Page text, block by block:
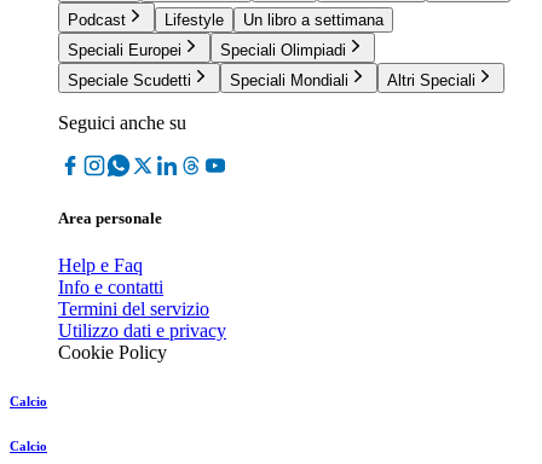
Podcast
Lifestyle
Un libro a settimana
Speciali Europei
Speciali Olimpiadi
Speciale Scudetti
Speciali Mondiali Altri Speciali
Seguici anche su
Area personale
Help e Faq
Info e contatti
Termini del servizio
Utilizzo dati e privacy
Cookie Policy
Calcio
Calcio